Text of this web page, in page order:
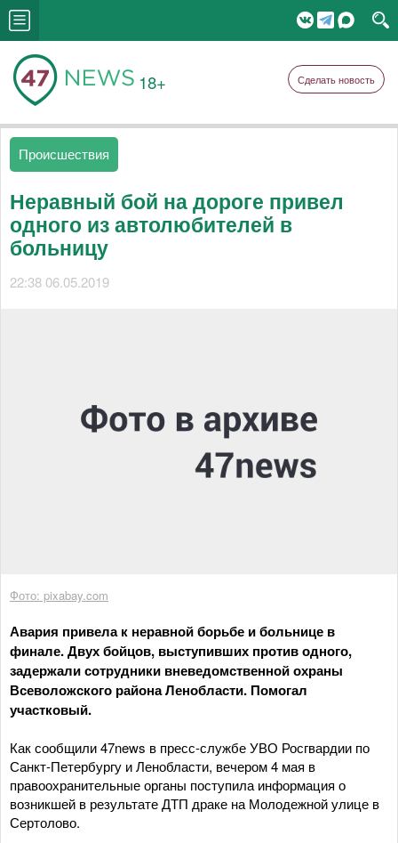
18+ Сделать новость
Происшествия
Неравный бой на дороге привел
одного из автолюбителей в
больницу
22:38 06.05.2019
Фото: pixabay.com
Авария привела к неравной борьбе и больнице в
финале. Двух бойцов, выступивших против одного,
задержали сотрудники вневедомственной охраны
Всеволожского района Ленобласти. Помогал
участковый.
Как сообщили 47news в пресс-службе УВО Росгвардии по
Санкт-Петербургу и Ленобласти, вечером 4 мая в
правоохранительные органы поступила информация о
возникшей в результате ДТП драке на Молодежной улице в
Сертолово.